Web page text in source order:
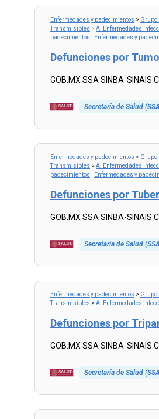
Enfermedades y padecimientos > Grupo
Transmisibles > A. Enfermedades
padecimientos
Enfermedades y
Defunciones por
GOB.MX SSA SINBA-
Secretaría de Salud
Enfermedades y padecimientos > Grupo
Transmisibles > A. Enfermedades
padecimientos
Enfermedades y
Defunciones por
GOB.MX SSA SINBA-
Secretaría de Salud
Enfermedades y padecimientos > Grupo
Transmisibles > A. Enfermedades
Defunciones por
GOB.MX SSA SINBA-
Secretaría de Salud